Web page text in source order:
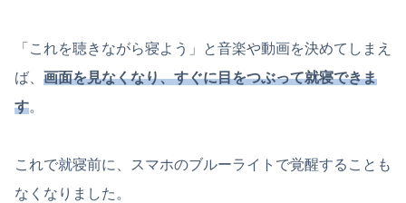
「これを聴きながら寝よう」と音楽や動画を決めてしまえ
ば、 画面を見なくなり、すぐに目をつぶって就寝できま
す。
これで就寝前に、スマホのブルーライトで覚醒することも
なくなりました。